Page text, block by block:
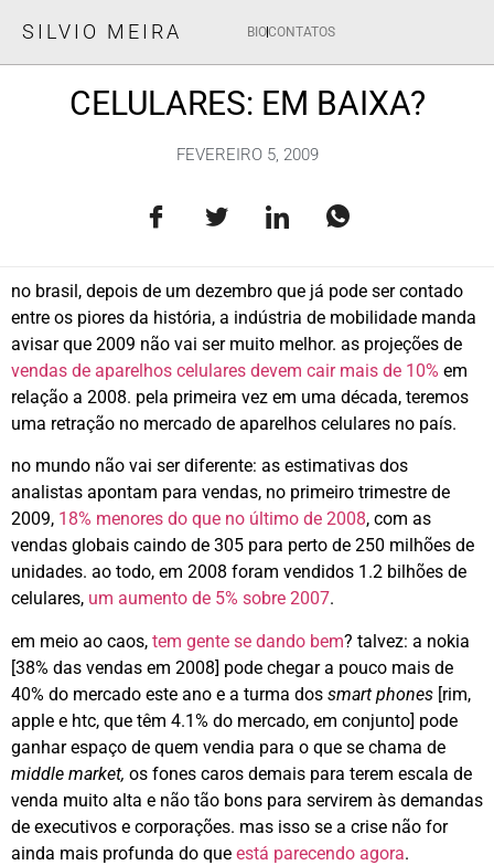
SILVIO MEIRA BIOCONTATOS
CELULARES: EM BAIXA?
FEVEREIRO 5, 2009
no brasil, depois de um dezembro que já pode ser contado
entre os piores da história, a indústria de mobilidade manda
avisar que 2009 não vai ser muito melhor. as projeções de
vendas de aparelhos celulares devem cair mais de 10% em
relação a 2008. pela primeira vez em uma década, teremos
uma retração no mercado de aparelhos celulares no país.
no mundo não vai ser diferente: as estimativas dos
analistas apontam para vendas, no primeiro trimestre de
2009, 18% menores do que no último de 2008, com as
vendas globais caindo de 305 para perto de 250 milhões de
unidades. ao todo, em 2008 foram vendidos 1.2 bilhões de
celulares, um aumento de 5% sobre 2007.
em meio ao caos, tem gente se dando bem? talvez: a nokia
[38% das vendas em 2008] pode chegar a pouco mais de
40% do mercado este ano e a turma dos smart phones [rim,
apple e htc, que têm 4.1% do mercado, em conjunto] pode
ganhar espaço de quem vendia para o que se chama de
middle market, os fones caros demais para terem escala de
venda muito alta e não tão bons para servirem às demandas
de executivos e corporações. mas isso se a crise não for
ainda mais profunda do que está parecendo agora.